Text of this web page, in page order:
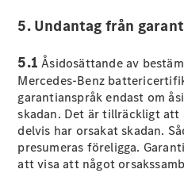
Konfigurator
Mercedes-
Benz Online
Store
Coupé
5. Undantag från
5.1Åsidosättande av
Mercedes-Benz
garantianspråk endast om
skadan. Det är tillräckligt
delvis har orsakat skadan.
presumeras föreligga.
att visa att något